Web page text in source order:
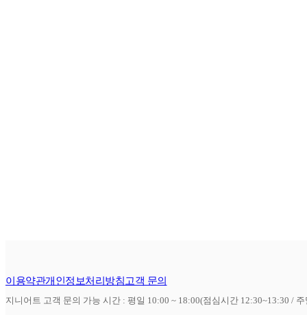
이용약관개인정보처리방침고객 문의
지니어트 고객 문의 가능 시간 : 평일 10:00 ~ 18:00(점심시간 12:30~13:30 /